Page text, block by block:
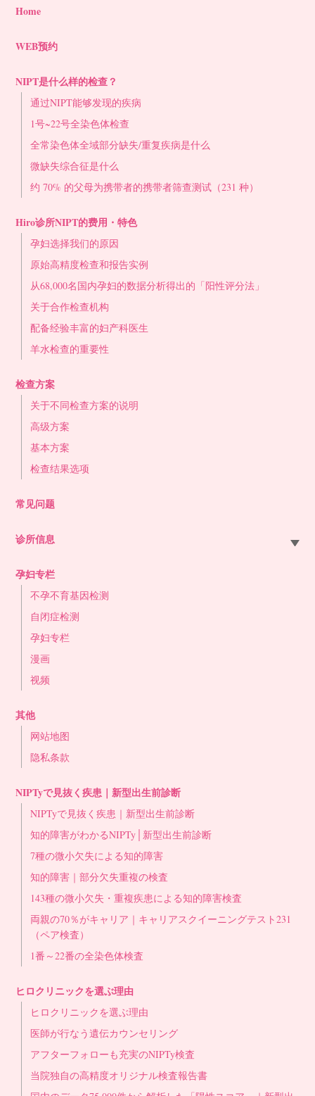
Home
WEB预约
NIPT是什么样的检查？
通过NIPT能够发现的疾病
1号~22号全染色体检查
全常染色体全域部分缺失/重复疾病是什么
微缺失综合征是什么
约 70% 的父母为携带者的携带者筛查测试（231 种）
Hiro诊所NIPT的费用・特色
孕妇选择我们的原因
原始高精度检查和报告实例
从68,000名国内孕妇的数据分析得出的「阳性评分法」
关于合作检查机构
配备经验丰富的妇产科医生
羊水检查的重要性
检查方案
关于不同检查方案的说明
高级方案
基本方案
检查结果选项
常见问题
诊所信息
大宫站前院
东京站前院
横滨站前院
名古屋站前院
大阪站前院
难波心斋桥院
冈山站前院
博多站前院
医生介绍
孕妇专栏
不孕不育基因检测
自闭症检测
孕妇专栏
漫画
视频
其他
网站地图
隐私条款
NIPTyで見抜く疾患｜新型出生前診断
NIPTyで見抜く疾患｜新型出生前診断
知的障害がわかるNIPTy│新型出生前診断
7種の微小欠失による知的障害
知的障害｜部分欠失重複の検査
143種の微小欠失・重複疾患による知的障害検査
両親の70％がキャリア｜キャリアスクイーニングテスト231
（ペア検査）
1番～22番の全染色体検査
ヒロクリニックを選ぶ理由
ヒロクリニックを選ぶ理由
医師が行なう遺伝カウンセリング
アフターフォローも充実のNIPTy検査
当院独自の高精度オリジナル検査報告書